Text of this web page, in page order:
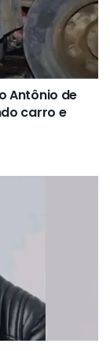
Antônio de
carro e